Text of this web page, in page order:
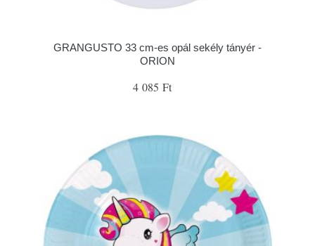
GRANGUSTO 33 cm-es opál sekély tányér -
ORION
4 085 Ft